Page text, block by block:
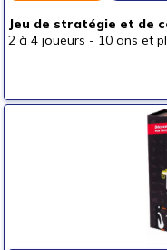
Jeu de stratégie et de
2 à 4 joueurs - 10 ans et